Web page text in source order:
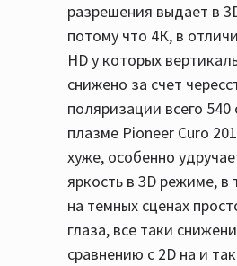
разрешения выдает в
потому что 4К, в
HD у которых
снижено за счет
поляризации всего
плазме Pioneer Curo
хуже, особенно
яркость в 3D режиме,
на темных сценах
глаза, все таки
сравнению с 2D на и